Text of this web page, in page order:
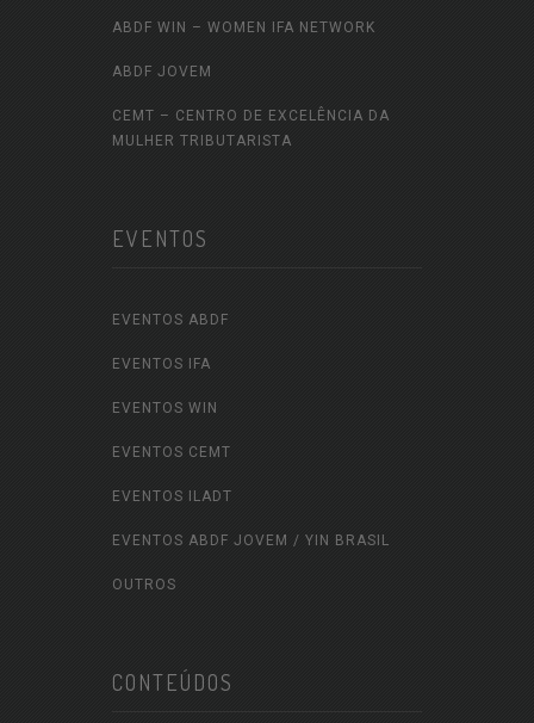
ABDF WIN – WOMEN IFA NETWORK
ABDF JOVEM
CEMT – CENTRO DE EXCELÊNCIA DA
MULHER TRIBUTARISTA
EVENTOS
EVENTOS ABDF
EVENTOS IFA
EVENTOS WIN
EVENTOS CEMT
EVENTOS ILADT
EVENTOS ABDF JOVEM / YIN BRASIL
OUTROS
CONTEÚDOS